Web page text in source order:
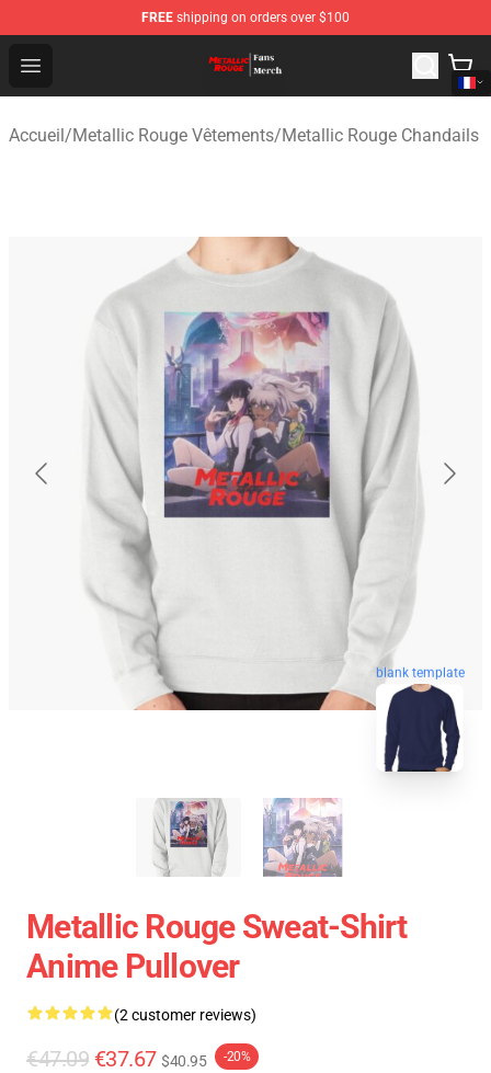
FREE shipping on orders over $100
Open menu
Metallic Rouge Store - Official Metallic Rouge
Accueil/Metallic Rouge Vêtements/Metallic Rouge Chandails
blank template
Metallic Rouge Sweat-Shirt
Anime Pullover
(2 customer reviews)
€47.09 €37.67 $40.95 -20%